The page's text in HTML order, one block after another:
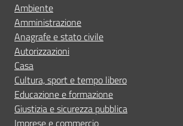
Ambiente
Amministrazione
Anagrafe e stato civile
Autorizzazioni
Casa
Cultura, sport e tempo libero
Educazione e formazione
Giustizia e sicurezza pubblica